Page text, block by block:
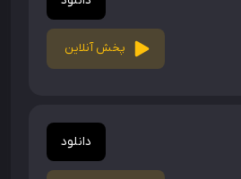
پخش آنلاین
دانلود